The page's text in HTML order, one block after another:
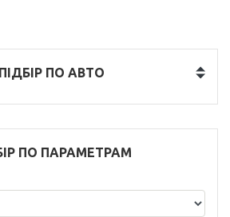
ПІДБІР ПО АВТО
ПО ПАРАМЕТРАМ